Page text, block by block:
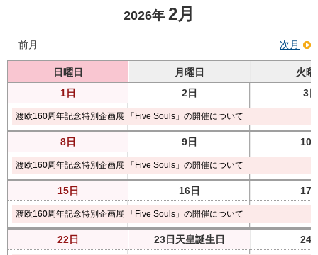
前月
2026年 2月
次月
日曜日 月曜日
火曜
1日
2日 3日
渡欧160周年記念特別企画展 「Five Souls」の開催について
8日 9日 10
渡欧160周年記念特別企画展 「Five Souls」の開催について
15日 16日 17
渡欧160周年記念特別企画展 「Five Souls」の開催について
22日 23日天皇誕生日 24